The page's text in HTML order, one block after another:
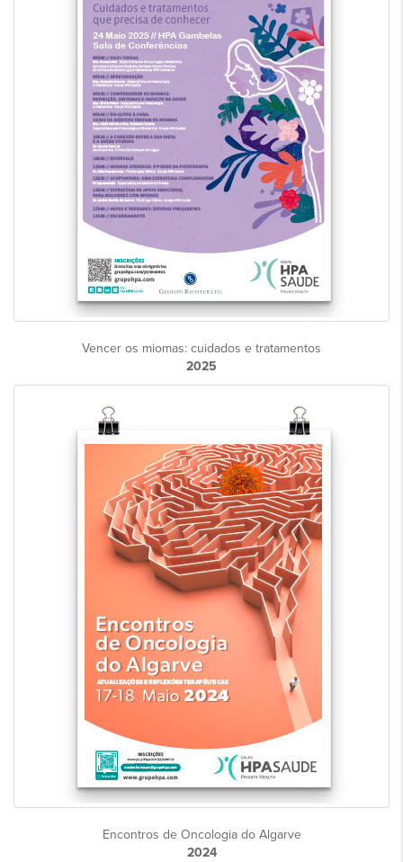
Vencer os miomas: cuidados e tratamentos
2025
Encontros de Oncologia do Algarve
2024